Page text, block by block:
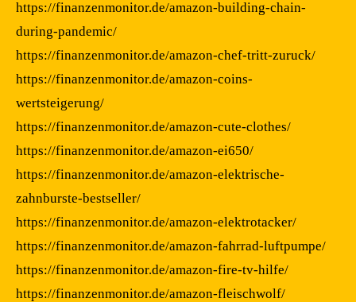
https://finanzenmonitor.de/amazon-building-chain-
during-pandemic/
https://finanzenmonitor.de/amazon-chef-tritt-zuruck/
https://finanzenmonitor.de/amazon-coins-
wertsteigerung/
https://finanzenmonitor.de/amazon-cute-clothes/
https://finanzenmonitor.de/amazon-ei650/
https://finanzenmonitor.de/amazon-elektrische-
zahnburste-bestseller/
https://finanzenmonitor.de/amazon-elektrotacker/
https://finanzenmonitor.de/amazon-fahrrad-luftpumpe/
https://finanzenmonitor.de/amazon-fire-tv-hilfe/
https://finanzenmonitor.de/amazon-fleischwolf/